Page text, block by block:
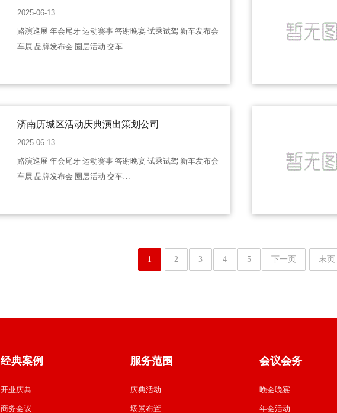
2025-06-13
路演巡展 年会尾牙 运动赛事 答谢晚宴 试乘试驾 新车发布会
车展 品牌发布会 圈层活动 交车…
济南历城区活动庆典演出策划公司
2025-06-13
路演巡展 年会尾牙 运动赛事 答谢晚宴 试乘试驾 新车发布会
车展 品牌发布会 圈层活动 交车…
1 2 3 4 5 下一页 末页
经典案例
开业庆典
商务会议
服务范围
庆典活动
场景布置
会议会务
晚会晚宴
年会活动